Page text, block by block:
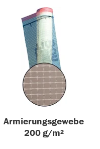
Armierungsgewebe
200 g/m²